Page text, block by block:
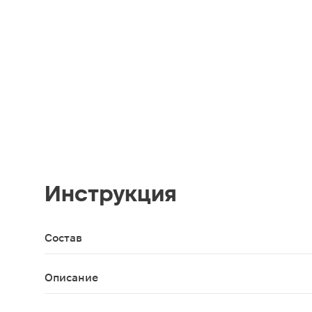
Инструкция
Состав
Описание